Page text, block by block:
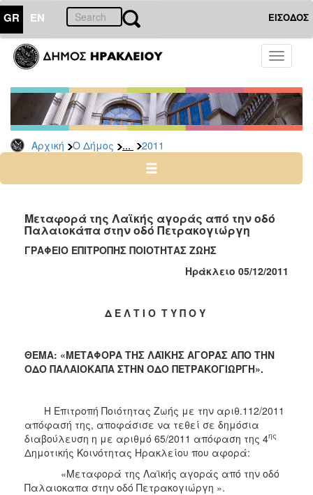
GR EN ΕΙΣΟΔΟΣ
Toggle
Αρχική Ο Δήμος ... 2011
ΔΗΜΟΣ
Δελτία
Τύπου
Αρχείο
2026
2024
2022
2021
2016
2015
2012
2011
2010
2006
Μεταφορά της Λαϊκής αγοράς από την οδό
Παλαιοκάπα στην οδό Πετρακογιώργη
ΓΡΑΦΕΙΟ ΕΠΙΤΡΟΠΗΣ ΠΟΙΟΤΗΤΑΣ ΖΩΗΣ
Ηράκλειο 05/12/2011
Δ Ε Λ Τ Ι Ο Τ Υ Π Ο Υ
ΘΕΜΑ: «ΜΕΤΑΦΟΡΑ ΤΗΣ ΛΑΪΚΗΣ ΑΓΟΡΑΣ ΑΠΟ ΤΗΝ
ΟΔΟ ΠΑΛΑΙΟΚΑΠΑ ΣΤΗΝ ΟΔΟ ΠΕΤΡΑΚΟΓΙΩΡΓΗ».
Η Επιτροπή Ποιότητας Ζωής με την αριθ.112/2011
απόφασή της, αποφάσισε να τεθεί σε δημόσια
διαβούλευση η με αριθμό 65/2011 απόφαση της 4ης
Δημοτικής Κοινότητας Ηρακλείου που αφορά:
«Μεταφορά της Λαϊκής αγοράς από την οδό
Παλαιοκαπα στην οδό Πετρακογιώργη ».